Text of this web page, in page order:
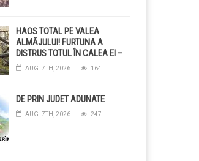
HAOS TOTAL PE VALEA
ALMĂJULUI! FURTUNA A
DISTRUS TOTUL ÎN CALEA EI –
COPACI CĂZUȚI, DRUMURI
BLOCAȚE, CURENT TĂIAT ȘI
GRINDINĂ!
AUG. 7TH, 2026 164
DE PRIN JUDET ADUNATE
AUG. 7TH, 2026 247